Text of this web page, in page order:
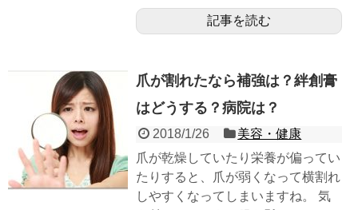
記事を読む
爪が割れたなら補強は？絆創膏
はどうする？病院は？
2018/1/26
美容・健康
爪が乾燥していたり栄養が偏ってい
たりすると、爪が弱くなって横割れ
しやすくなってしまいますね。 気